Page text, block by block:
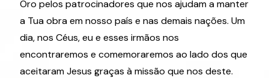
Oro pelos patrocinadores que nos ajudam a manter
a Tua obra em nosso país e nas demais nações. Um
dia, nos Céus, eu e esses irmãos nos
encontraremos e comemoraremos ao lado dos que
aceitaram Jesus graças à missão que nos deste.